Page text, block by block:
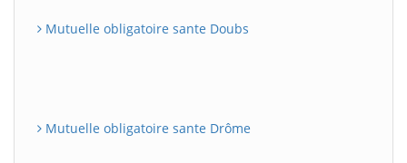
Mutuelle obligatoire sante Doubs
Mutuelle obligatoire sante Drôme